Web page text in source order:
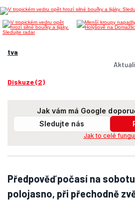
tva
Diskuze (2)
Jak vám má Google
Sledujte nás
Jak to celé
Předpověď počasí na
polojasno, při přechodně